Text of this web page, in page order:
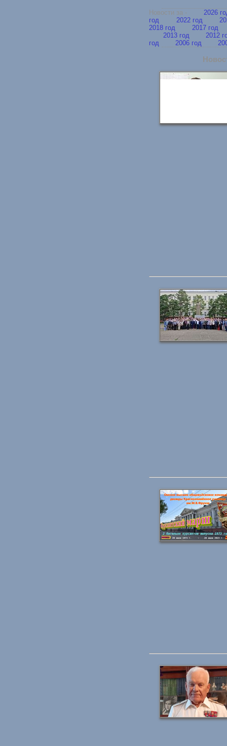
Новости за -2026
год
2022 год
2018 год
2017 год
2013 год
2012
год
2006 год